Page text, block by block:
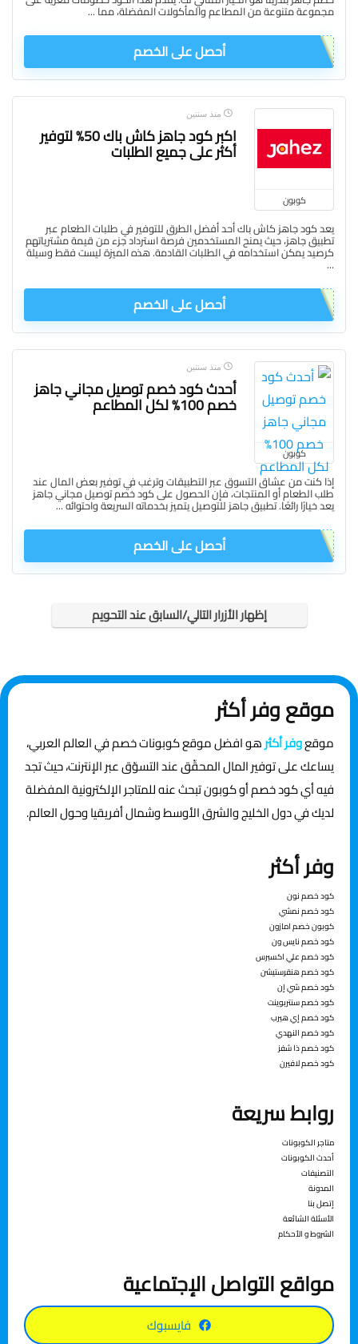
مجموعة متنوعة من المطاعم والمأكولات المفضلة، مما ...
أحصل على الخصم
كوبون
منذ سنتين
اكبر كود جاهز كاش باك 50% لتوفير
أكثر على جميع الطلبات
يعد كود جاهز كاش باك أحد أفضل الطرق للتوفير في طلبات الطعام عبر
تطبيق جاهز، حيث يمنح المستخدمين فرصة استرداد جزء من قيمة مشترياتهم
كرصيد يمكن استخدامه في الطلبات القادمة. هذه الميزة ليست فقط وسيلة
...
أحصل على الخصم
كوبون
منذ سنتين
أحدث كود خصم توصيل مجاني جاهز
خصم 100% لكل المطاعم
إذا كنت من عشاق التسوق عبر التطبيقات وترغب في توفير بعض المال عند
طلب الطعام أو المنتجات، فإن الحصول على كود خصم توصيل مجاني جاهز
يعد خيارًا رائعًا. تطبيق جاهز للتوصيل يتميز بخدماته السريعة واحتوائه ...
أحصل على الخصم
إظهار الأزرار التالي/السابق عند التحويم
موقع وفر أكثر
موقعوفر أكثرهو افضل موقع كوبونات خصم في العالم العربي،
يساعك على توفير المال المحقّق عند التسوّق عبر الإنترنت، حيث تجد
فيه أي كود خصم أو كوبون تبحث عنه للمتاجر الإلكترونية المفضلة
لديك في دول الخليج والشرق الأوسط وشمال أفريقيا وحول العالم.
وفر أكثر
ﻛﻮد ﺧﺼﻢ ﻧﻮن
ﻛﻮد ﺧﺼﻢ ﻧﻤﴚ
ﻛﻮﺑﻮن ﺧﺼﻢ اﻣﺎزون
ﻛﻮد ﺧﺼﻢ ﻧﺎﻳﺲ ون
ﻛﻮد ﺧﺼﻢ ﻋﲇ اﻛﺴﱪس
كود خصم هنقرستيشن
كود خصم شي إن
كود خصم سنتربوينت
كود خصم إي هيرب
كود خصم النهدي
كود خصم ذا شفز
كود خصم لافيرن
روابط سريعة
متاجر الكوبونات
أحدث الكوبونات
التصنيفات
المدونة
إتصل بنا
الأسئلة الشائعة
الشروط و الأحكام
مواقع التواصل الإجتماعية
فايسبوك